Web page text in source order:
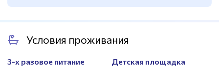
Спортивный инвентарь
Есть
Условия проживания
3-х разовое питание
Детская площадка